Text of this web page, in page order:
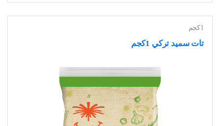
1كجم
تات سميد تركي 1كجم